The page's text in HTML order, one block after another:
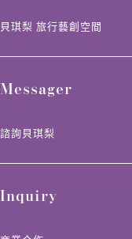
貝琪梨 旅行藝創空間
Messager
諮詢貝琪梨
Inquiry